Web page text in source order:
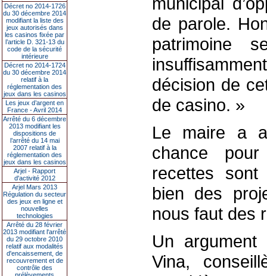
Décret no 2014-1726
du 30 décembre 2014
modifiant la liste des
jeux autorisés dans
les casinos fixée par
l’article D. 321-13 du
code de la sécurité
intérieure
Décret no 2014-1724
du 30 décembre 2014
relatif à la
réglementation des
jeux dans les casinos
Les jeux d’argent en
France - Avril 2014
Arrêté du 6 décembre
2013 modifiant les
dispositions de
l’arrêté du 14 mai
2007 relatif à la
réglementation des
jeux dans les casinos
Arjel - Rapport
d'activité 2012
Arjel Mars 2013
Régulation du secteur
des jeux en ligne et
nouvelles
technologies
Arrêté du 28 février
2013 modifiant l'arrêté
du 29 octobre 2010
relatif aux modalités
d'encaissement, de
recouvrement et de
contrôle des
de parole.
patrimoine
décision de
de casino. »
Le maire a
chance
recettes
bien des
nous faut des
Un argument
Vina,